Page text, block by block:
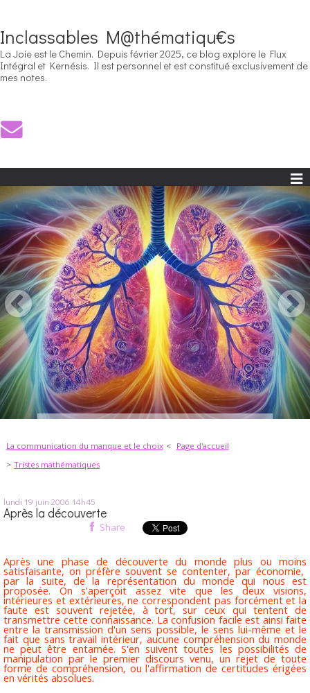
Inclassables M@thématiqu€s
La Joie est le Chemin. Depuis février 2025, ce blog explore le Flux
Intégral et Kernésis. Il est personnel et est constitué exclusivement de
mes notes.
La communication du manque et le choix
Page d'accueil
Tristes mathématiques
lundi 19 juin 2006 14h45
Après la découverte
Share
Après une phase de découverte du monde plus ou moins
satisfaisante, on préfère souvent se contenter, par économie,
par la suite, de la représentation du monde qui nous est
proposée. On s'aperçoit assez vite que les deux visions,
intérieures et extérieures, ne correspondent pas forcément et la
faute est souvent rejetée, à tort, sur ceux qui tentent de
transmettre cette connaissance. La confusion facile est ainsi faite
entre la transmission d'un sens possible, le sens lui-même et le
fait que sans travail intérieur, aucune compréhension du monde
ne peut être entamée. S'en suivent toutes les possibilités de
manipulation par le premier discours venu, un rejet de toute
forme de compréhension, ou l'affirmation de certitudes érigées
en vérités absolues.